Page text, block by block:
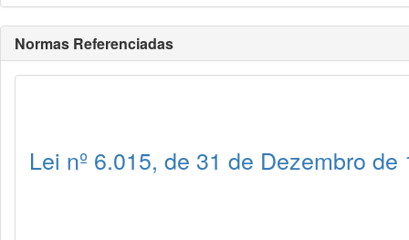
Normas Referenciadas
Lei nº 6.015, de 31 de Dezembro de